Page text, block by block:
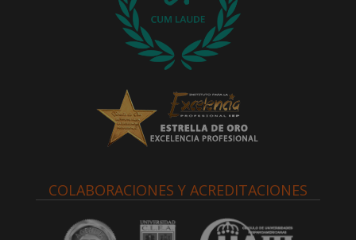
COLABORACIONES Y ACREDITACIONES